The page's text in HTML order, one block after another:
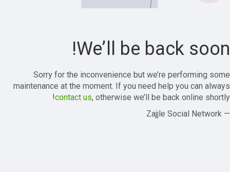
We’ll be back soon!
Sorry for the inconvenience but we’re performing some
maintenance at the moment. If you need help you can always
contact us, otherwise we’ll be back online shortly!
— Zajjle Social Network